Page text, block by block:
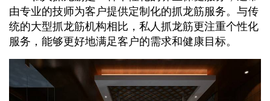
由专业的技师为客户提供定制化的抓龙筋服务。与传
统的大型抓龙筋机构相比，私人抓龙筋更注重个性化
服务，能够更好地满足客户的需求和健康目标。